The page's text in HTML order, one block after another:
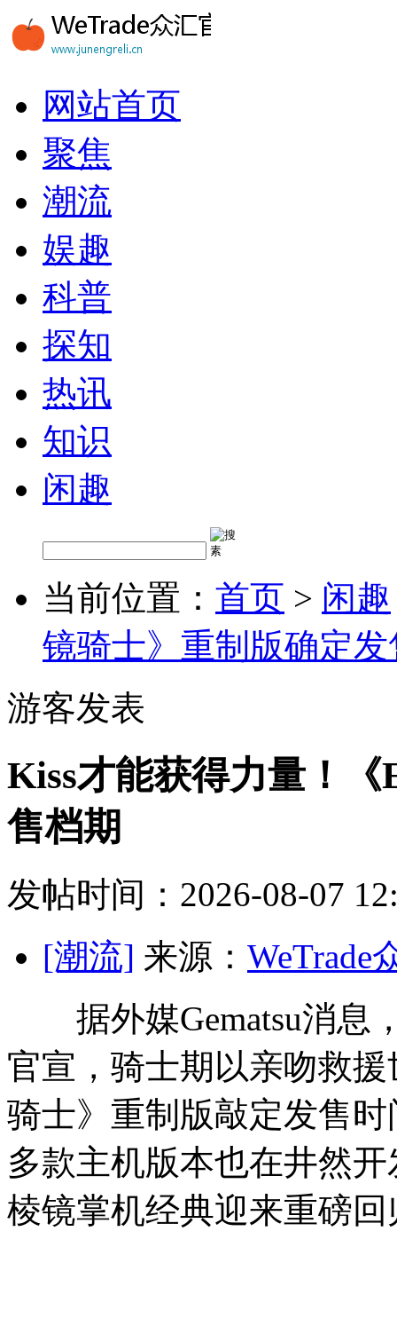
网站首页
聚焦
潮流
娱趣
科普
探知
热讯
知识
闲趣
当前位置： 首页 > 闲趣
镜骑士》重制版确定
游客发表
Kiss才能获得力量！
售档期
发帖时间：2026-08-07
[潮流] 来源： WeTrade
据外媒Gematsu消息
官宣，骑士期以亲吻救
骑士》重制版敲定发售
多款主机版本也在井然
棱镜掌机经典迎来重磅回